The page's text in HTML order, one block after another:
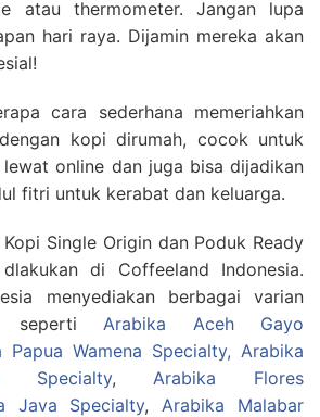
atau thermometer. Jangan lupa
hari raya. Dijamin mereka akan
cara sederhana memeriahkan
kopi dirumah, cocok untuk
online dan juga bisa dijadikan
fitri untuk kerabat dan keluarga.
Single Origin dan Poduk Ready
di Coffeeland Indonesia.
menyediakan berbagai varian
sepertiArabika Aceh Gayo
Papua Wamena Specialty, Arabika
Specialty,Arabika Flores
Java Specialty,Arabika Malabar